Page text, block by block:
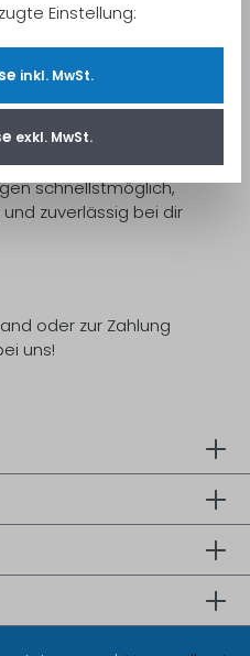
von
von150 €
.
schnellstmöglich,
zuverlässig bei dir
oder zur Zahlung
uns!
Einstellung:
inkl. MwSt.
exkl. MwSt.